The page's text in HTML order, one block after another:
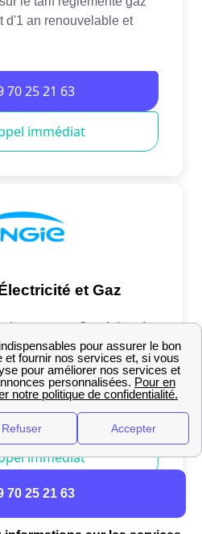
70 25 21 63